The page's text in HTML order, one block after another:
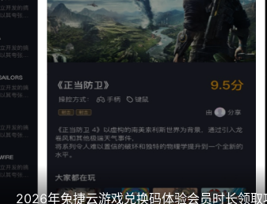
2026年兔捷云游戏兑换码体验会员时长领取攻略